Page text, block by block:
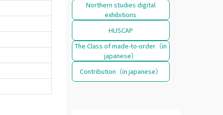
Northern studies digital
exhibitions
HUSCAP
The Class of made-to-order（in
japanese）
Contribution（in japanese）